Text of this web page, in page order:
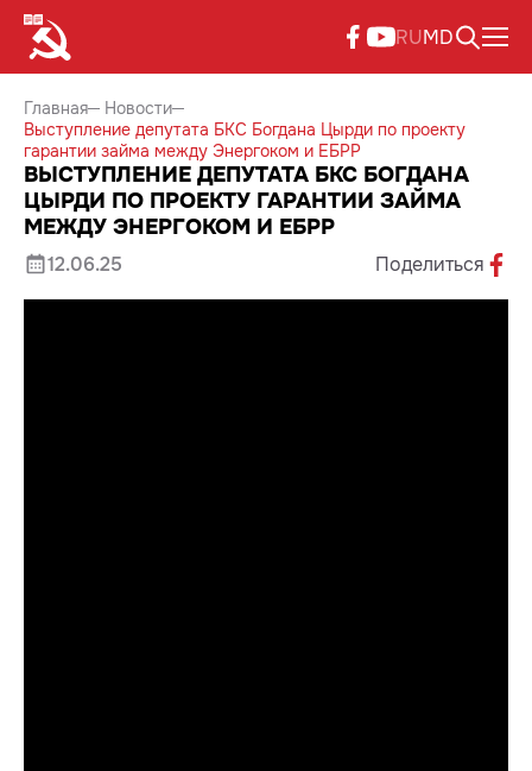
RUMD
Главная
Новости
Выступление депутата БКС Богдана Цырди по проекту
гарантии займа между Энергоком и ЕБРР
ВЫСТУПЛЕНИЕ ДЕПУТАТА БКС БОГДАНА
ЦЫРДИ ПО ПРОЕКТУ ГАРАНТИИ ЗАЙМА
МЕЖДУ ЭНЕРГОКОМ И ЕБРР
12.06.25 Поделиться